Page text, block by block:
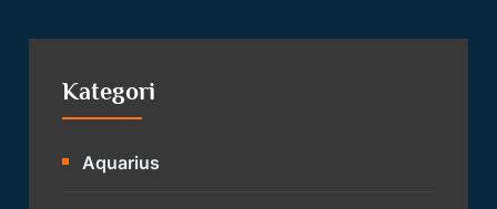
Kategori
Aquarius